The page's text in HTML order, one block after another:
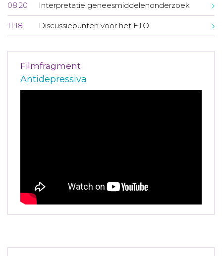
08:20 Interpretatie geneesmiddelenonderzoek
11:18 Discussiepunten voor het FTO
Filmfragment
Antidepressiva